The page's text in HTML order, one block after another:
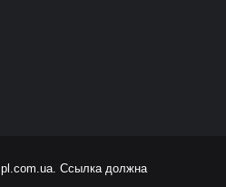
pl.com.ua. Ссылка должна